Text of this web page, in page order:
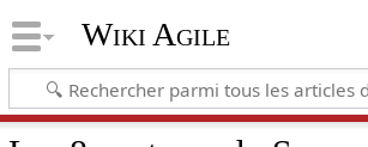
Wiki Agile